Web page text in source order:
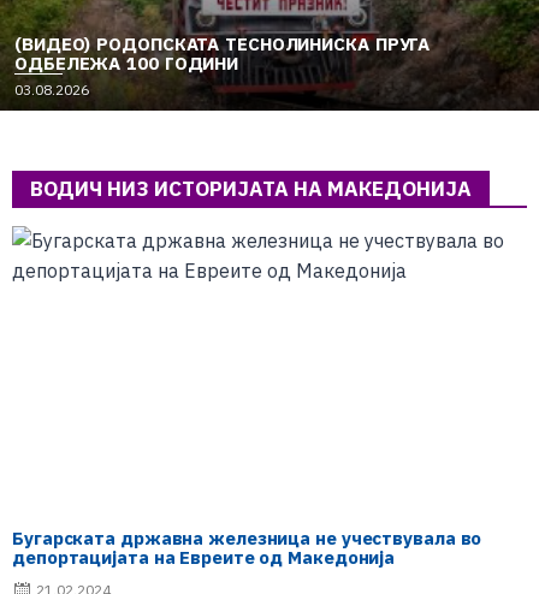
(ВИДЕО) РОДОПСКАТА ТЕСНОЛИНИСКА ПРУГА
ОДБЕЛЕЖА 100 ГОДИНИ
03.08.2026
ВОДИЧ НИЗ ИСТОРИЈАТА НА МАКЕДОНИЈА
Бугарската државна железница не учествувала во
депортацијата на Евреите од Македонија
21.02.2024